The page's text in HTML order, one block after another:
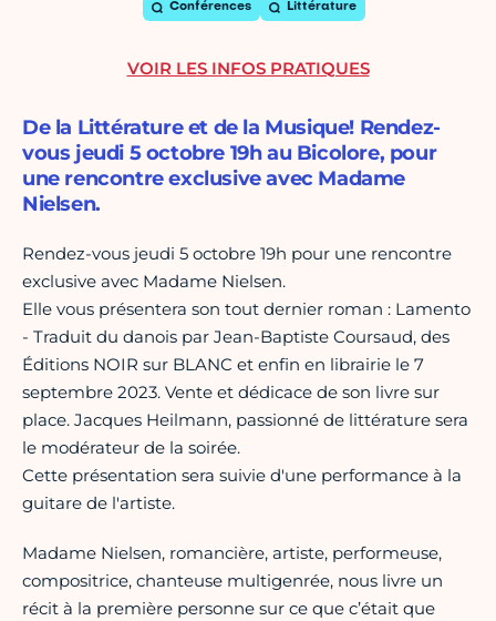
Conférences Littérature
De la Littérature et de la Musique! Rendez-
vous jeudi 5 octobre 19h au Bicolore, pour
une rencontre exclusive avec Madame
Nielsen.
Rendez-vous jeudi 5 octobre 19h pour une rencontre
exclusive avec Madame Nielsen.
Elle vous présentera son tout dernier roman : Lamento
- Traduit du danois par Jean-Baptiste Coursaud, des
Éditions NOIR sur BLANC et enfin en librairie le 7
septembre 2023. Vente et dédicace de son livre sur
place. Jacques Heilmann, passionné de littérature sera
le modérateur de la soirée.
Cette présentation sera suivie d'une performance à la
guitare de l'artiste.
Madame Nielsen, romancière, artiste, performeuse,
compositrice, chanteuse multigenrée, nous livre un
récit à la première personne sur ce que c’était que
VOIR LES INFOS PRATIQUES